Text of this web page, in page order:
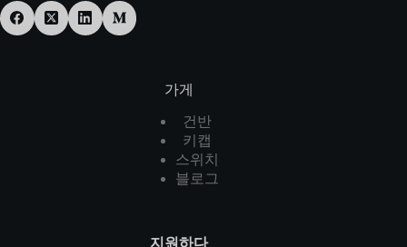
가게
건반
키캡
스위치
블로그
지원하다